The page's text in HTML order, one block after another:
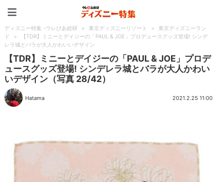
ディズニー特集 -ウレぴあ総研 > 東京ディズニーリゾート >
東京ディズニーラン
ド
>
【TDR】ミニーとデイジーの「PAUL & JOE」プロデュースグッズ登場! シンデ
レラ城とバラが大人かわいいデザイン
【TDR】ミニーとデイジーの「PAUL & JOE」プロデ
ュースグッズ登場! シンデレラ城とバラが大人かわい
いデザイン（写真 28/42）
Hatama 2021.2.25 11:00